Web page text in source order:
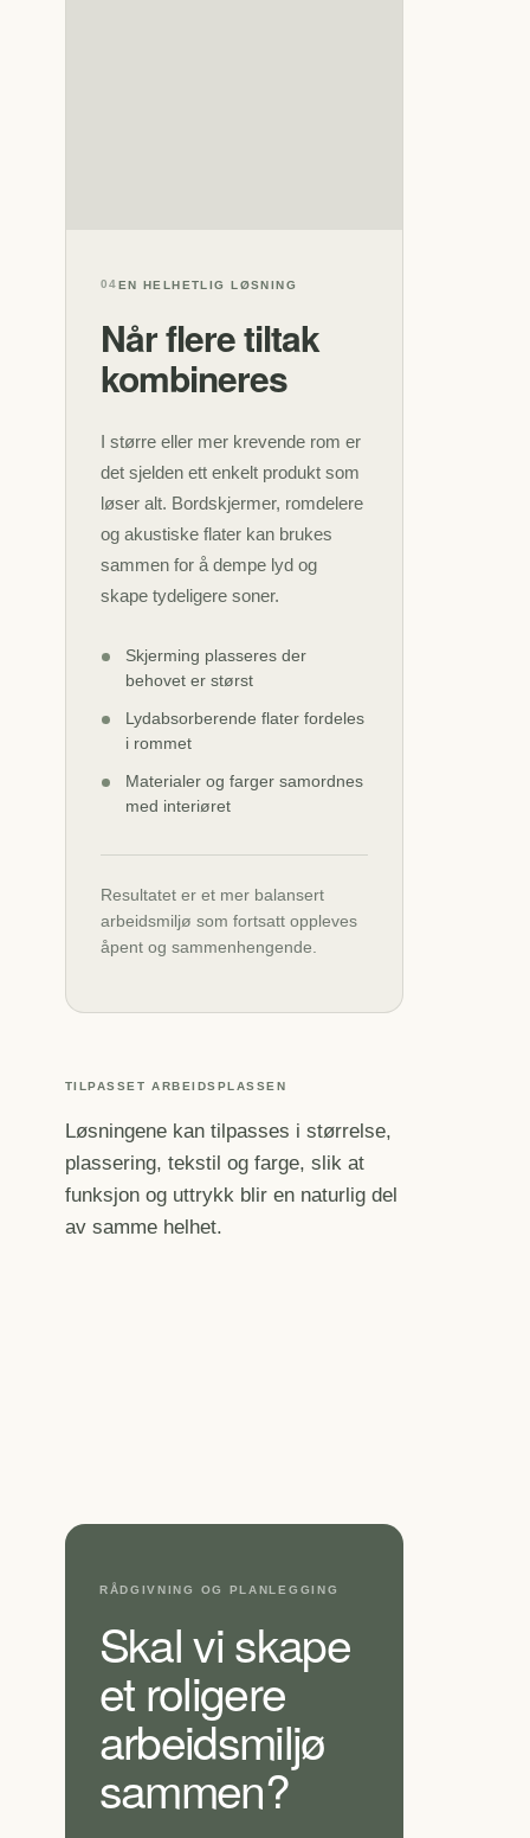
04EN HELHETLIG LØSNING
Når flere tiltak
kombineres
I større eller mer krevende rom er
det sjelden ett enkelt produkt som
løser alt. Bordskjermer, romdelere
og akustiske flater kan brukes
sammen for å dempe lyd og
skape tydeligere soner.
Skjerming plasseres der
behovet er størst
Lydabsorberende flater fordeles
i rommet
Materialer og farger samordnes
med interiøret
Resultatet er et mer balansert
arbeidsmiljø som fortsatt oppleves
åpent og sammenhengende.
TILPASSET ARBEIDSPLASSEN
Løsningene kan tilpasses i størrelse,
plassering, tekstil og farge, slik at
funksjon og uttrykk blir en naturlig del
av samme helhet.
RÅDGIVNING OG PLANLEGGING
Skal vi skape
et roligere
arbeidsmiljø
sammen?